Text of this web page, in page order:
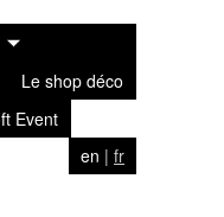
Le shop déco
Event
en | fr